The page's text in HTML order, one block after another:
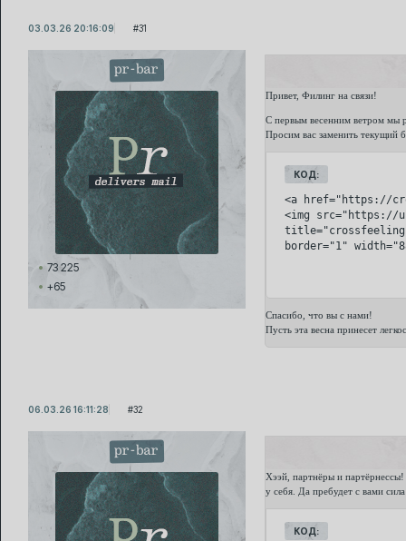
31
03.03.26 20:16:09
pr-bar
73 225
+65
Привет, Филинг на связи!
С первым весенним ветром мы
Просим вас заменить текущий
КОД:
<a href="https://
<img src="https://
border="1"
Спасибо, что вы с нами!
Пусть эта весна принесет
32
06.03.26 16:11:28
pr-bar
Хээй, партнёры и
у себя. Да пребудет с вами
КОД: